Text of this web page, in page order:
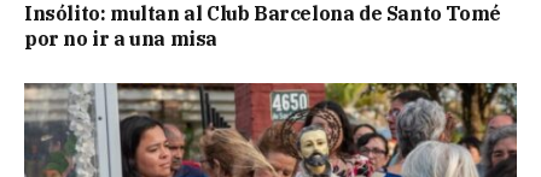
Insólito: multan al Club Barcelona de Santo Tomé
por no ir a una misa